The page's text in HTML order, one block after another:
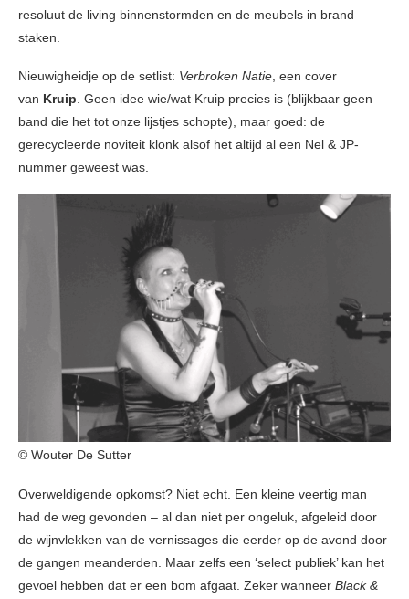
resoluut de living binnenstormden en de meubels in brand
staken.
Nieuwigheidje op de setlist: Verbroken Natie , een cover
van Kruip . Geen idee wie/wat Kruip precies is (blijkbaar geen
band die het tot onze lijstjes schopte), maar goed: de
gerecycleerde noviteit klonk alsof het altijd al een Nel & JP-
nummer geweest was.
© Wouter De Sutter
Overweldigende opkomst? Niet echt. Een kleine veertig man
had de weg gevonden – al dan niet per ongeluk, afgeleid door
de wijnvlekken van de vernissages die eerder op de avond door
de gangen meanderden. Maar zelfs een ‘select publiek’ kan het
gevoel hebben dat er een bom afgaat. Zeker wanneer Black &